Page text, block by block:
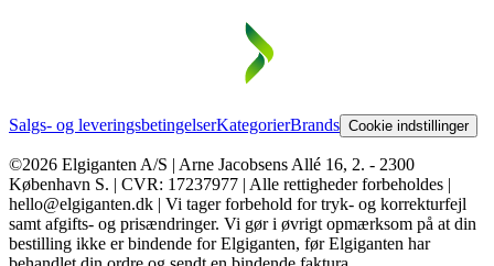
Salgs- og leveringsbetingelserKategorierBrands Cookie indstillinger
©2026 Elgiganten A/S | Arne Jacobsens Allé 16, 2. - 2300
København S. | CVR: 17237977 | Alle rettigheder forbeholdes |
hello@elgiganten.dk | Vi tager forbehold for tryk- og korrekturfejl
samt afgifts- og prisændringer. Vi gør i øvrigt opmærksom på at din
bestilling ikke er bindende for Elgiganten, før Elgiganten har